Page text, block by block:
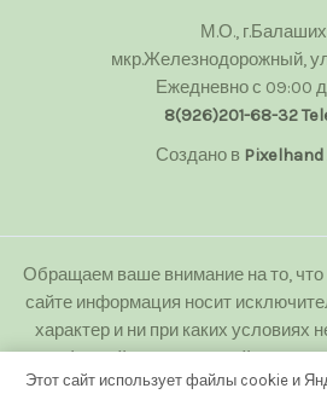
М.О.,
мкр.Железнодорожный,
Ежедневно с 09:00
8(926)201-68-32
Создано в Pixelhand
Обращаем ваше внимание на то, что
сайте информация носит
характер и ни при каких условиях
офертой определяемой
Гражданского кодекса
Этот сайт использует файлы cookie и